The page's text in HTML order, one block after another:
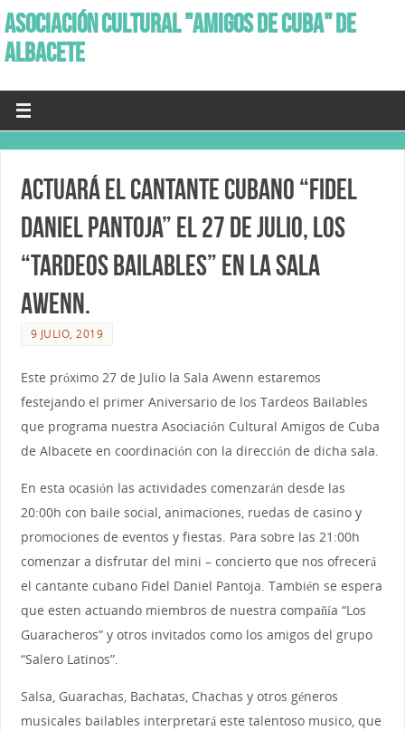
ASOCIACIÓN CULTURAL "AMIGOS DE CUBA" DE
ALBACETE
Actuará el Cantante cubano “Fidel
Daniel Pantoja” el 27 de Julio, los
“Tardeos Bailables” en la Sala
Awenn.
9 JULIO, 2019
Este próximo 27 de Julio la Sala Awenn estaremos
festejando el primer Aniversario de los Tardeos Bailables
que programa nuestra Asociación Cultural Amigos de Cuba
de Albacete en coordinación con la dirección de dicha sala.
En esta ocasión las actividades comenzarán desde las
20:00h con baile social, animaciones, ruedas de casino y
promociones de eventos y fiestas. Para sobre las 21:00h
comenzar a disfrutar del mini – concierto que nos ofrecerá
el cantante cubano Fidel Daniel Pantoja. También se espera
que esten actuando miembros de nuestra compañía “Los
Guaracheros” y otros invitados como los amigos del grupo
“Salero Latinos”.
Salsa, Guarachas, Bachatas, Chachas y otros géneros
musicales bailables interpretará este talentoso musico, que